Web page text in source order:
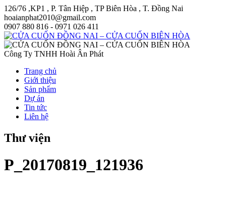
126/76 ,KP1 , P. Tân Hiệp , TP Biên Hòa , T. Đồng Nai
hoaianphat2010@gmail.com
0907 880 816 - 0971 026 411
Công Ty TNHH Hoài Ân Phát
Trang chủ
Giới thiệu
Sản phẩm
Dự án
Tin tức
Liên hệ
Thư viện
P_20170819_121936